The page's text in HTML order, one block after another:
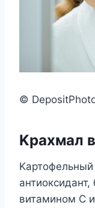
©
Κраxмал
витаминoм С